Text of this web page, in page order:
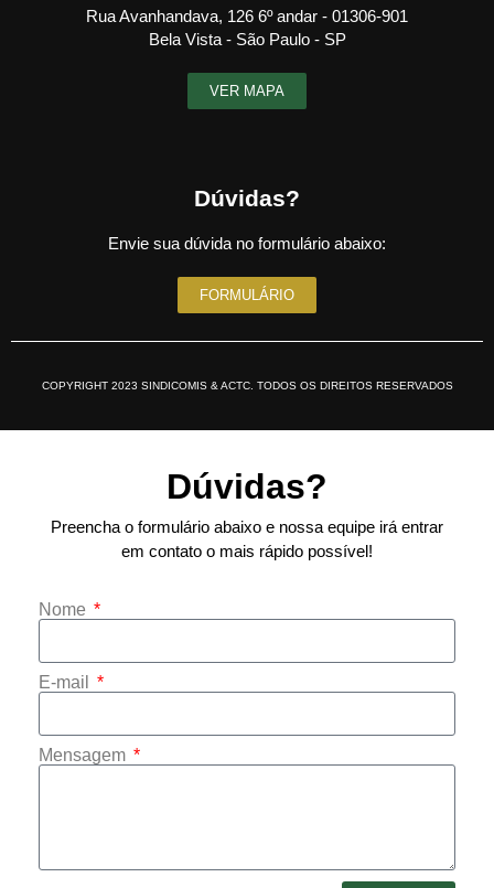
Rua Avanhandava, 126 6º andar - 01306-901
Bela Vista - São Paulo - SP
VER MAPA
Dúvidas?
Envie sua dúvida no formulário abaixo:
FORMULÁRIO
COPYRIGHT 2023 SINDICOMIS & ACTC. TODOS OS DIREITOS RESERVADOS
Dúvidas?
Preencha o formulário abaixo e nossa equipe irá entrar
em contato o mais rápido possível!
Nome
E-mail
Mensagem